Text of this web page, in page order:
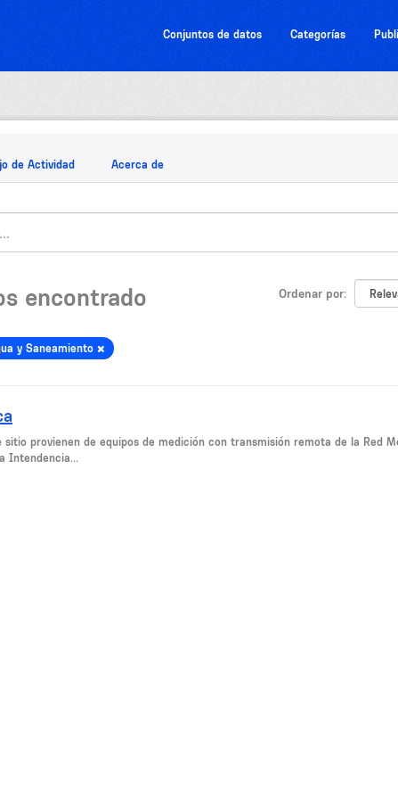
Conjuntos de datos Categorías
de Actividad Acerca de
Ordenar por
encontrado
y Saneamiento
sitio provienen de equipos de medición con transmisión remota de la Red
Intendencia...